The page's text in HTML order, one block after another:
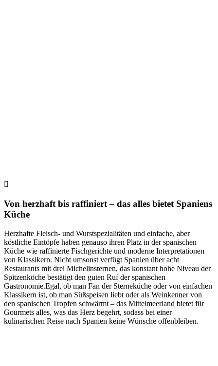
Von herzhaft bis raffiniert – das alles bietet Spaniens
Küche
Herzhafte Fleisch- und Wurstspezialitäten und einfache, aber
köstliche Eintöpfe haben genauso ihren Platz in der spanischen
Küche wie raffinierte Fischgerichte und moderne Interpretationen
von Klassikern. Nicht umsonst verfügt Spanien über acht
Restaurants mit drei Michelinsternen, das konstant hohe Niveau der
Spitzenköche bestätigt den guten Ruf der spanischen
Gastronomie.Egal, ob man Fan der Sterneküche oder von einfachen
Klassikern ist, ob man Süßspeisen liebt oder als Weinkenner von
den spanischen Tropfen schwärmt – das Mittelmeerland bietet für
Gourmets alles, was das Herz begehrt, sodass bei einer
kulinarischen Reise nach Spanien keine Wünsche offenbleiben.